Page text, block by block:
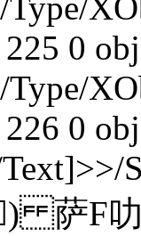
0 obj
0 obj
萨F叻